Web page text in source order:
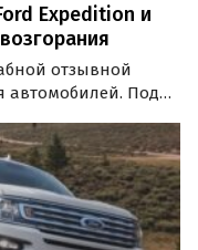
Expedition и
отзывной
автомобилей. Под
модельного года.